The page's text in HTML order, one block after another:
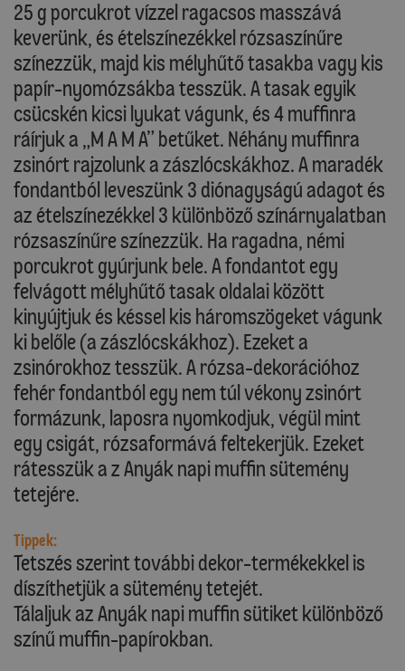
25 g porcukrot vízzel ragacsos masszává
keverünk, és ételszínezékkel rózsaszínűre
színezzük, majd kis mélyhűtő tasakba vagy kis
papír-nyomózsákba tesszük. A tasak egyik
csücskén kicsi lyukat vágunk, és 4 muffinra
ráírjuk a „M A M A” betűket. Néhány muffinra
zsinórt rajzolunk a zászlócskákhoz. A maradék
fondantból leveszünk 3 diónagyságú adagot és
az ételszínezékkel 3 különböző színárnyalatban
rózsaszínűre színezzük. Ha ragadna, némi
porcukrot gyúrjunk bele. A fondantot egy
felvágott mélyhűtő tasak oldalai között
kinyújtjuk és késsel kis háromszögeket vágunk
ki belőle (a zászlócskákhoz). Ezeket a
zsinórokhoz tesszük. A rózsa-dekorációhoz
fehér fondantból egy nem túl vékony zsinórt
formázunk, laposra nyomkodjuk, végül mint
egy csigát, rózsaformává feltekerjük. Ezeket
rátesszük a z Anyák napi muffin sütemény
tetejére.
Tippek:
Tetszés szerint további dekor-termékekkel is
díszíthetjük a sütemény tetejét.
Tálaljuk az Anyák napi muffin sütiket különböző
színű muffin-papírokban.